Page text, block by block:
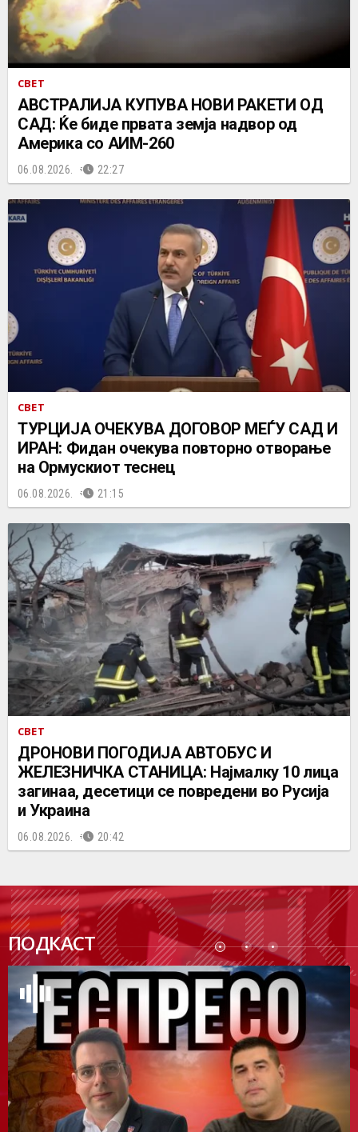
СВЕТ
АВСТРАЛИЈА КУПУВА НОВИ РАКЕТИ ОД
САД: Ќе биде првата земја надвор од
Америка со АИМ-260
06.08.2026. 22:27
СВЕТ
ТУРЦИЈА ОЧЕКУВА ДОГОВОР МЕЃУ САД И
ИРАН: Фидан очекува повторно отворање
на Ормускиот теснец
06.08.2026. 21:15
СВЕТ
ДРОНОВИ ПОГОДИЈА АВТОБУС И
ЖЕЛЕЗНИЧКА СТАНИЦА: Најмалку 10 лица
загинаа, десетици се повредени во Русија
и Украина
06.08.2026. 20:42
ПОДКАСТ
ПОДК
АСТ